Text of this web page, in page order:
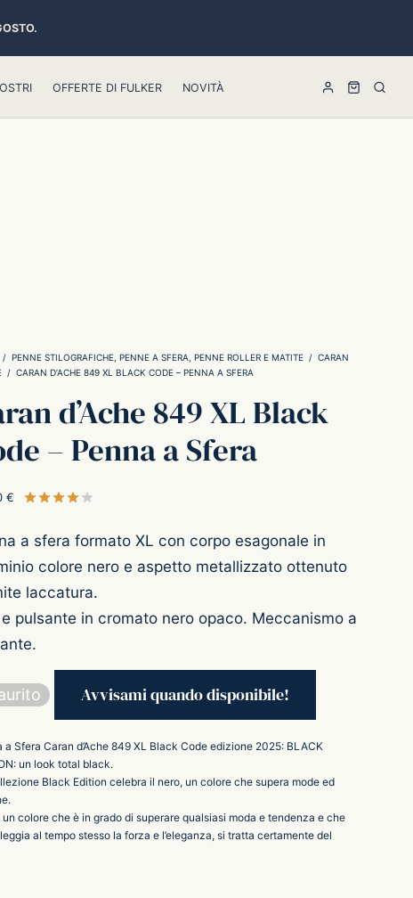
OFFERTE DI FULKER NOVITÀ
/ PENNE STILOGRAFICHE, PENNE A SFERA, PENNE ROLLER E MATITE / CARAN
/ CARAN D’ACHE 849 XL BLACK CODE – PENNA A SFERA
d’Ache 849 XL Black
– Penna a Sfera
€
a sfera formato XL con corpo esagonale in
colore nero e aspetto metallizzato ottenuto
laccatura.
e pulsante in cromato nero opaco. Meccanismo a
a Sfera Caran d’Ache 849 XL Black Code edizione 2025: BLACK
un look total black.
Black Edition celebra il nero, un colore che supera mode ed
un colore che è in grado di superare qualsiasi moda e tendenza e che
al tempo stesso la forza e l’eleganza, si tratta certamente del